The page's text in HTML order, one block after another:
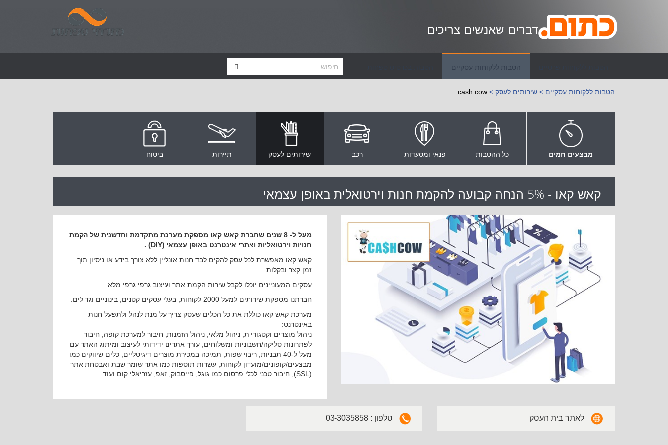
דברים שאנשים צריכים
הטבות ללקוחות עסקיים
הטבות ללקוחות עסקיים > שירותים לעסק > cash cow
מבצעים חמים כל ההטבות פנאי ומסעדות רכב שירותים לעסק תיירות ביטוח
קאש קאו - 5% הנחה קבועה להקמת חנות וירטואלית באופן עצמאי
מעל ל- 8 שנים שחברת קאש קאו מספקת מערכת מתקדמת וחדשנית של הקמת
חנויות וירטואליות ואתרי אינטרנט באופן עצמאי (DIY) .
קאש קאו מאפשרת לכל עסק להקים לבד חנות אונליין ללא צורך בידע או ניסיון תוך
זמן קצר ובקלות.
עסקים המעוניינים יוכלו לקבל שירות הקמת אתר ועיצוב גרפי גרפי מלא.
חברתנו מספקת שירותים למעל 2000 לקוחות, בעלי עסקים קטנים, בינוניים וגדולים.
מערכת קאש קאו כוללת את כל הכלים שעסק צריך על מנת לנהל ולתפעל חנות
באינטרנט:
ניהול מוצרים וקטגוריות, ניהול מלאי, ניהול הזמנות, חיבור למערכת קופה, חיבור
לפתרונות סליקה/חשבוניות ומשלוחים, עורך אתרים ידידותי לעיצוב ומיתוג האתר עם
מעל ל-40 תבניות, ריבוי שפות, תמיכה במכירת מוצרים דיגיטליים, כלים שיווקים כמו
מבצעים/קופונים/מועדון לקוחות, עשרות תוספות כמו אתר שומר שבת ואבטחת אתר
(SSL), חיבור טכני לכלי פרסום כמו גוגל, פייסבוק, זאפ, עזריאלי.קום ועוד.​
לאתר בית העסק 03-3035858 : טלפון